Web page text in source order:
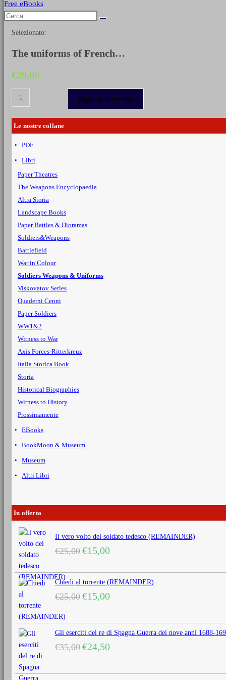
Free eBooks
Selezionato:
The uniforms of French…
€29,00
uniforms
French
armies
1894
Vol.
quantità
Aggiungi al carrello
Le nostre collane
PDF
Libri
Paper Theatres
The Weapons Encyclopaedia
Altra Storia
Landscape Books
Paper Battles & Dioramas
Soldiers&Weapons
Battlefield
War in Colour
Soldiers Weapons & Uniforms
Viskovatov Series
Quaderni Cenni
Paper Soldiers
WW1&2
Witness to War
Axis Forces-Ritterkreuz
Italia Storica Book
Storia
Historical Biographies
Witness to History
Prossimamente
EBooks
BookMoon & Museum
Museum
Altri Libri
In offerta
Il vero volto del soldato tedesco (REMAINDER)
€25,00 Il
era:
€25,00.
€15,00
è:
Chiedi al torrente (REMAINDER)
€25,00 Il
€25,00.
€15,00
€15,00.
Gli eserciti del re di Spagna Guerra dei nove anni 1688-
€35,00 Il
€24,50